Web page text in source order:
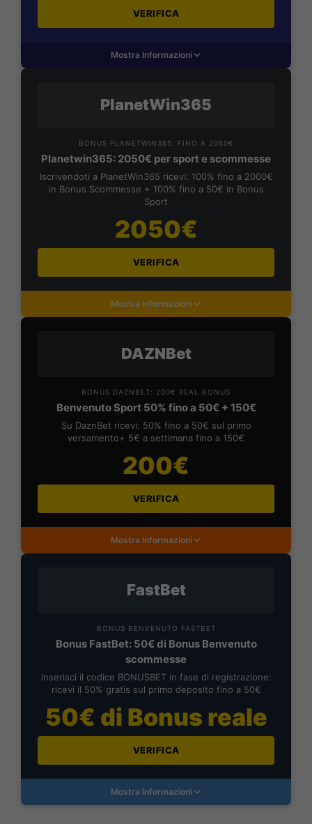
VERIFICA
Mostra Informazioni
PlanetWin365
BONUS PLANETWIN365: FINO A 2050€
Planetwin365: 2050€ per sport e scommesse
Iscrivendoti a PlanetWin365 ricevi: 100% fino a 2000€
in Bonus Scommesse + 100% fino a 50€ in Bonus
Sport
2050€
VERIFICA
Mostra Informazioni
DAZNBet
BONUS DAZNBET: 200€ REAL BONUS
Benvenuto Sport 50% fino a 50€ + 150€
Su DaznBet ricevi: 50% fino a 50€ sul primo
versamento+ 5€ a settimana fino a 150€
200€
VERIFICA
Mostra Informazioni
FastBet
BONUS BENVENUTO FASTBET
Bonus FastBet: 50€ di Bonus Benvenuto
scommesse
Inserisci il codice BONUSBET in fase di registrazione:
ricevi il 50% gratis sul primo deposito fino a 50€
50€ di Bonus reale
VERIFICA
Mostra Informazioni